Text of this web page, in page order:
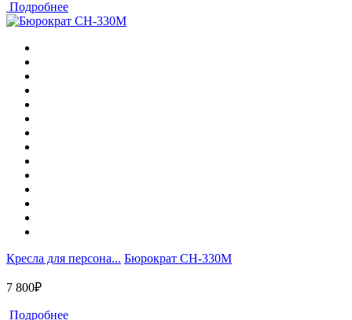
Подробнее
Кресла для персона... Бюрократ CH-330M
7 800₽
Подробнее